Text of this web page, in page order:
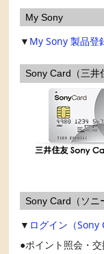
My Sony
▼ My Sony 製品登
Sony Card（三井
Sony Card（ソニ
▼ ログイン（Sony
ポイント照会・